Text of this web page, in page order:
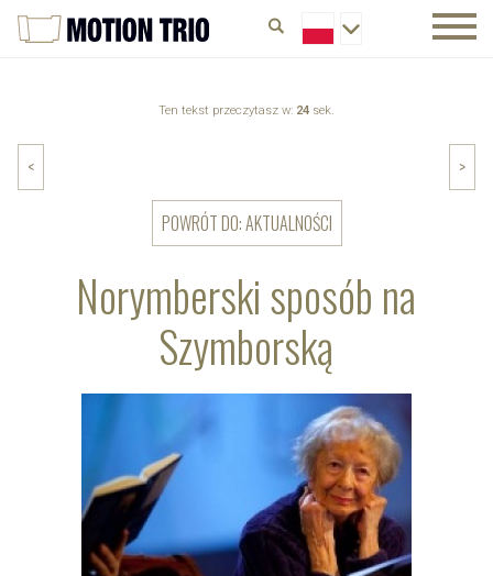
Ten tekst przeczytasz w: 24 sek.
Norymberski sposób na
Szymborską
< >
POWRÓT DO: AKTUALNOŚCI